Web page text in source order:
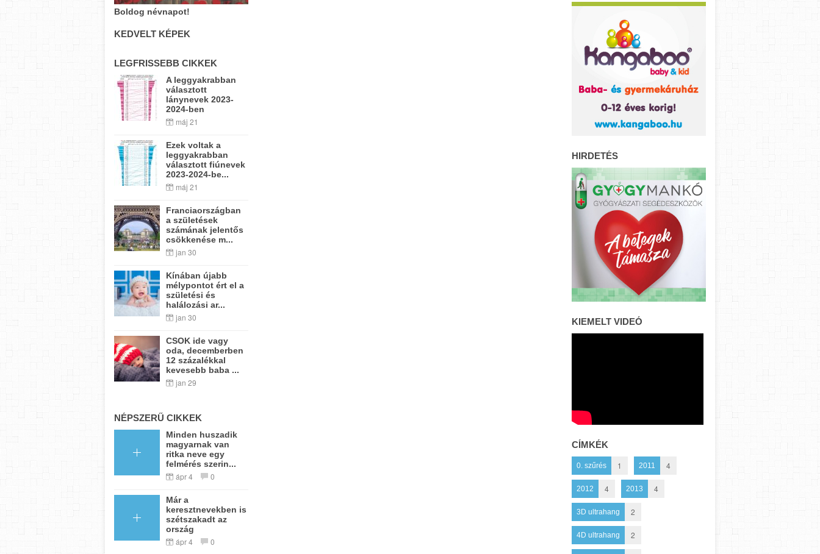
Boldog névnapot!
KEDVELT KÉPEK
LEGFRISSEBB CIKKEK
A leggyakrabban
választott
lánynevek 2023-
2024-ben
máj 21
Ezek voltak a
leggyakrabban
választott fiúnevek
2023-2024-be...
máj 21
Franciaországban
a születések
számának jelentős
csökkenése m...
jan 30
Kínában újabb
mélypontot ért el a
születési és
halálozási ar...
jan 30
CSOK ide vagy
oda, decemberben
12 százalékkal
kevesebb baba ...
jan 29
NÉPSZERŰ CIKKEK
Minden huszadik
magyarnak van
ritka neve egy
felmérés szerin...
ápr 4 0
Már a
keresztnevekben is
szétszakadt az
ország
ápr 4 0
HIRDETÉS
KIEMELT VIDEÓ
CÍMKÉK
0. szűrés 1 2011 4
2012 4 2013 4
3D ultrahang 2
4D ultrahang 2